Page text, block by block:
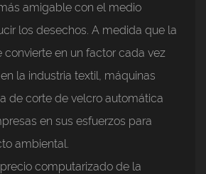
amigable con el medio
los desechos. A medida que la
convierte en un factor cada vez
la industria textil, máquinas
de corte de velcro automática
en sus esfuerzos para
ambiental.
computarizado de la